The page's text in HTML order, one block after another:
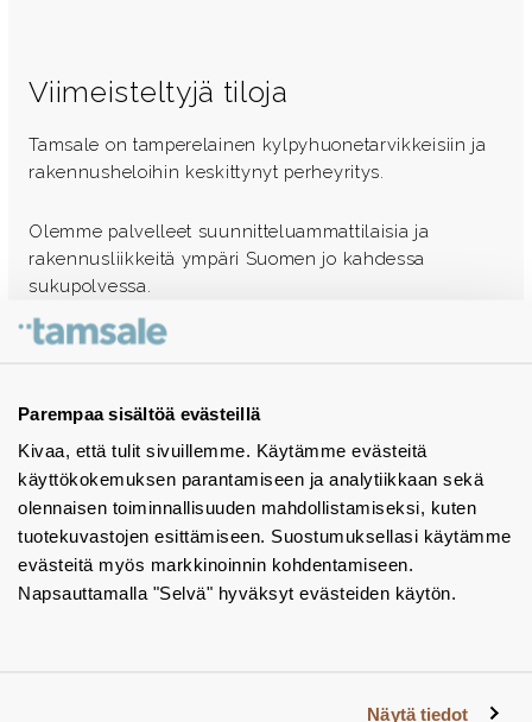
Parempaa sisältöä evästeillä
Kivaa, että tulit sivuillemme. Käytämme evästeitä
käyttökokemuksen parantamiseen ja analytiikkaan sekä
olennaisen toiminnallisuuden mahdollistamiseksi, kuten
tuotekuvastojen esittämiseen. Suostumuksellasi käytämme
evästeitä myös markkinoinnin kohdentamiseen.
Napsauttamalla "Selvä" hyväksyt evästeiden käytön.
Näytä tiedot
Viimeisteltyjä tiloja
Tamsale on tamperelainen kylpyhuonetarvikkeisiin ja
rakennusheloihin keskittynyt perheyritys.
Olemme palvelleet suunnitteluammattilaisia ja
rakennusliikkeitä ympäri Suomen jo kahdessa
sukupolvessa.
Ota yhteyttä - autamme mielellämme
Tuotekuvastot
Instagram
BIM-objektit
Yhteystiedot
Tiedotteet